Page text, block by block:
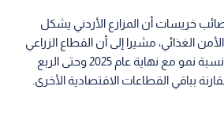
صائب خريسات أن المزارع الأردني يشكل
الغذائي، مشيرا إلى أن القطاع الزراعي
حقق رغم التحديات أعلى نسبة نمو مع نهاية عام 2025 وحتى الربع
بباقي القطاعات الاقتصادية الأخرى.